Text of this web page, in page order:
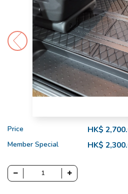
Price HK$
Member Special HK$